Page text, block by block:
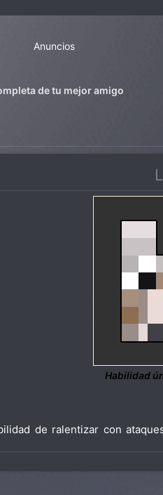
Anuncios
de tu mejor amigo
Habilidad
de ralentizar con